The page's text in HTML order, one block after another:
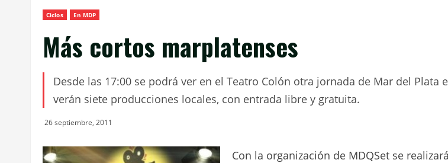
Ciclos En MDP
Más cortos marplatenses
Desde las 17:00 se podrá ver en el Teatro Colón otra jornada de Mar del Plata
verán siete producciones locales, con entrada libre y gratuita.
26 septiembre, 2011
Con la organización de MDQSet se